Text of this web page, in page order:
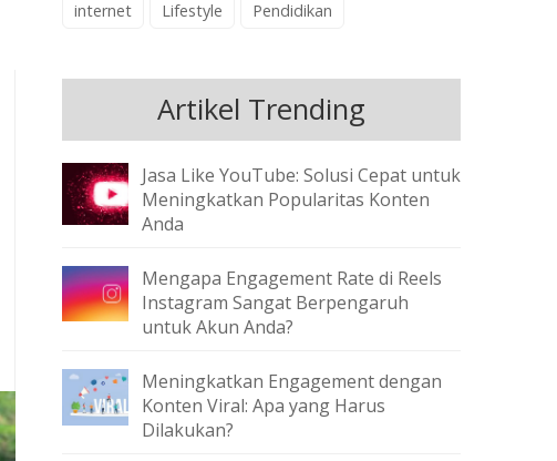
internet Lifestyle Pendidikan
Artikel Trending
Jasa Like YouTube: Solusi Cepat untuk
Meningkatkan Popularitas Konten
Anda
Mengapa Engagement Rate di Reels
Instagram Sangat Berpengaruh
untuk Akun Anda?
Meningkatkan Engagement dengan
Konten Viral: Apa yang Harus
Dilakukan?